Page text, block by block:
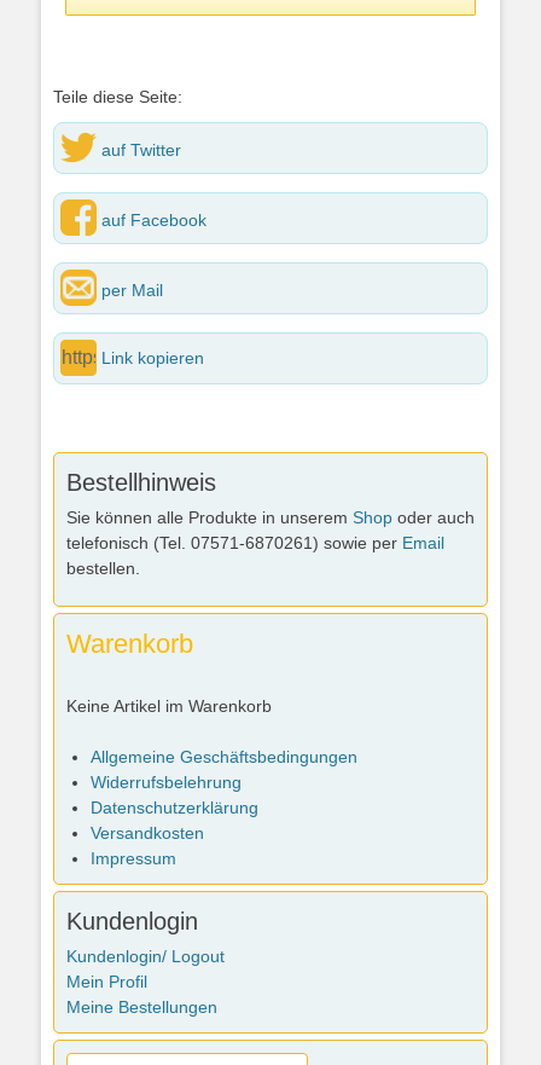
Teile diese Seite:
auf Twitter
auf Facebook
per Mail
Link kopieren
Bestellhinweis
Sie können alle Produkte in unserem Shop oder auch
telefonisch (Tel. 07571-6870261) sowie per Email
bestellen.
Warenkorb
Keine Artikel im Warenkorb
Allgemeine Geschäftsbedingungen
Widerrufsbelehrung
Datenschutzerklärung
Versandkosten
Impressum
Kundenlogin
Kundenlogin/ Logout
Mein Profil
Meine Bestellungen